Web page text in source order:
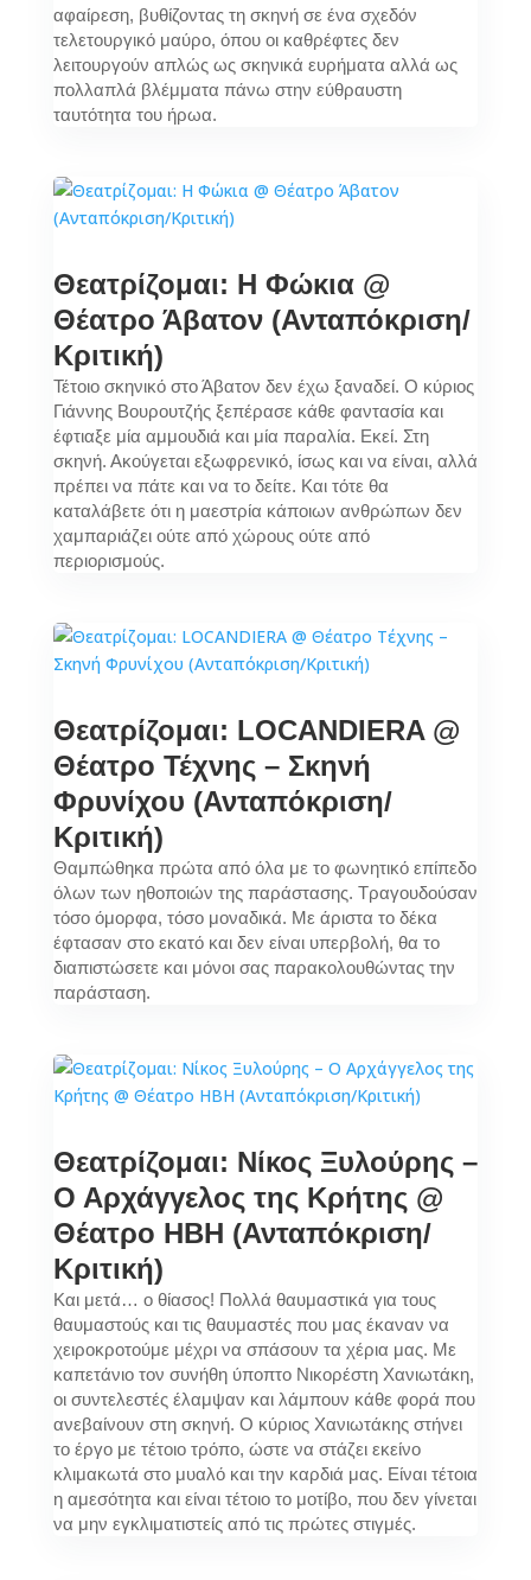
αφαίρεση, βυθίζοντας τη σκηνή σε ένα σχεδόν
τελετουργικό μαύρο, όπου οι καθρέφτες δεν
λειτουργούν απλώς ως σκηνικά ευρήματα αλλά ως
πολλαπλά βλέμματα πάνω στην εύθραυστη
ταυτότητα του ήρωα.
Θεατρίζομαι: Η Φώκια @
Θέατρο Άβατον (Ανταπόκριση/
Κριτική)
Τέτοιο σκηνικό στο Άβατον δεν έχω ξαναδεί. Ο κύριος
Γιάννης Βουρουτζής ξεπέρασε κάθε φαντασία και
έφτιαξε μία αμμουδιά και μία παραλία. Εκεί. Στη
σκηνή. Ακούγεται εξωφρενικό, ίσως και να είναι, αλλά
πρέπει να πάτε και να το δείτε. Και τότε θα
καταλάβετε ότι η μαεστρία κάποιων ανθρώπων δεν
χαμπαριάζει ούτε από χώρους ούτε από
περιορισμούς.
Θεατρίζομαι: LOCANDIERA @
Θέατρο Τέχνης – Σκηνή
Φρυνίχου (Ανταπόκριση/
Κριτική)
Θαμπώθηκα πρώτα από όλα με το φωνητικό επίπεδο
όλων των ηθοποιών της παράστασης. Τραγουδούσαν
τόσο όμορφα, τόσο μοναδικά. Με άριστα το δέκα
έφτασαν στο εκατό και δεν είναι υπερβολή, θα το
διαπιστώσετε και μόνοι σας παρακολουθώντας την
παράσταση.
Θεατρίζομαι: Νίκος Ξυλούρης –
Ο Αρχάγγελος της Κρήτης @
Θέατρο ΗΒΗ (Ανταπόκριση/
Κριτική)
Και μετά… ο θίασος! Πολλά θαυμαστικά για τους
θαυμαστούς και τις θαυμαστές που μας έκαναν να
χειροκροτούμε μέχρι να σπάσουν τα χέρια μας. Με
καπετάνιο τον συνήθη ύποπτο Νικορέστη Χανιωτάκη,
οι συντελεστές έλαμψαν και λάμπουν κάθε φορά που
ανεβαίνουν στη σκηνή. Ο κύριος Χανιωτάκης στήνει
το έργο με τέτοιο τρόπο, ώστε να στάζει εκείνο
κλιμακωτά στο μυαλό και την καρδιά μας. Είναι τέτοια
η αμεσότητα και είναι τέτοιο το μοτίβο, που δεν γίνεται
να μην εγκλιματιστείς από τις πρώτες στιγμές.